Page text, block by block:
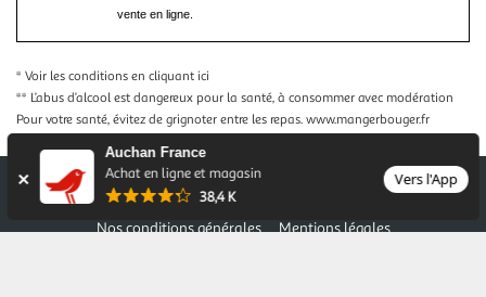
Auchan France
Achat en ligne et magasin
38,4 K
Vers l'App
vente en ligne.
* Voir les conditions en cliquant ici
** L’abus d’alcool est dangereux pour la santé, à consommer avec modération
Pour votre santé, évitez de grignoter entre les repas. www.mangerbouger.fr
Nos conditions générales
Mentions légales